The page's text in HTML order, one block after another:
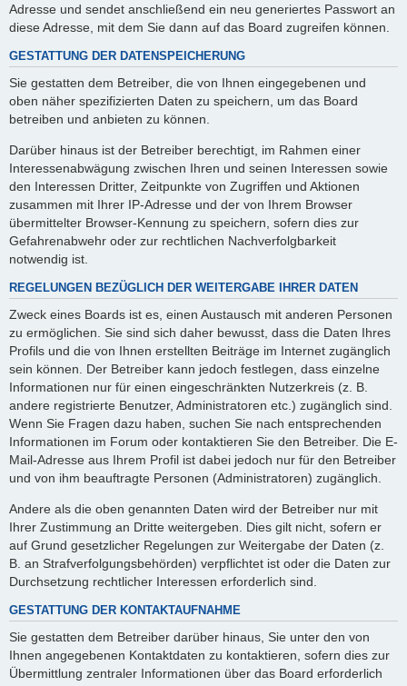
Adresse und sendet anschließend ein neu generiertes Passwort an
diese Adresse, mit dem Sie dann auf das Board zugreifen können.
GESTATTUNG DER DATENSPEICHERUNG
Sie gestatten dem Betreiber, die von Ihnen eingegebenen und
oben näher spezifizierten Daten zu speichern, um das Board
betreiben und anbieten zu können.
Darüber hinaus ist der Betreiber berechtigt, im Rahmen einer
Interessenabwägung zwischen Ihren und seinen Interessen sowie
den Interessen Dritter, Zeitpunkte von Zugriffen und Aktionen
zusammen mit Ihrer IP-Adresse und der von Ihrem Browser
übermittelter Browser-Kennung zu speichern, sofern dies zur
Gefahrenabwehr oder zur rechtlichen Nachverfolgbarkeit
notwendig ist.
REGELUNGEN BEZÜGLICH DER WEITERGABE IHRER DATEN
Zweck eines Boards ist es, einen Austausch mit anderen Personen
zu ermöglichen. Sie sind sich daher bewusst, dass die Daten Ihres
Profils und die von Ihnen erstellten Beiträge im Internet zugänglich
sein können. Der Betreiber kann jedoch festlegen, dass einzelne
Informationen nur für einen eingeschränkten Nutzerkreis (z. B.
andere registrierte Benutzer, Administratoren etc.) zugänglich sind.
Wenn Sie Fragen dazu haben, suchen Sie nach entsprechenden
Informationen im Forum oder kontaktieren Sie den Betreiber. Die E-
Mail-Adresse aus Ihrem Profil ist dabei jedoch nur für den Betreiber
und von ihm beauftragte Personen (Administratoren) zugänglich.
Andere als die oben genannten Daten wird der Betreiber nur mit
Ihrer Zustimmung an Dritte weitergeben. Dies gilt nicht, sofern er
auf Grund gesetzlicher Regelungen zur Weitergabe der Daten (z.
B. an Strafverfolgungsbehörden) verpflichtet ist oder die Daten zur
Durchsetzung rechtlicher Interessen erforderlich sind.
GESTATTUNG DER KONTAKTAUFNAHME
Sie gestatten dem Betreiber darüber hinaus, Sie unter den von
Ihnen angegebenen Kontaktdaten zu kontaktieren, sofern dies zur
Übermittlung zentraler Informationen über das Board erforderlich